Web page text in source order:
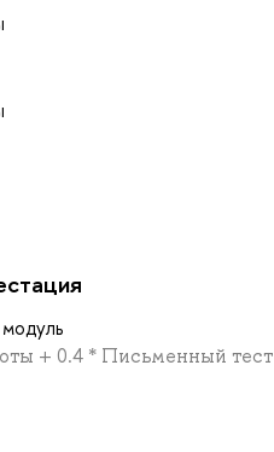
+ 0.4 * Письменный тест